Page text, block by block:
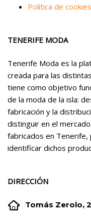
Política de cookies
TENERIFE MODA
Tenerife Moda es la
creada para las
tiene como objetivo
de la moda de la isla:
fabricación y la
distinguir en el
fabricados en
identificar dichos
DIRECCIÓN

 Tomás Zerolo,